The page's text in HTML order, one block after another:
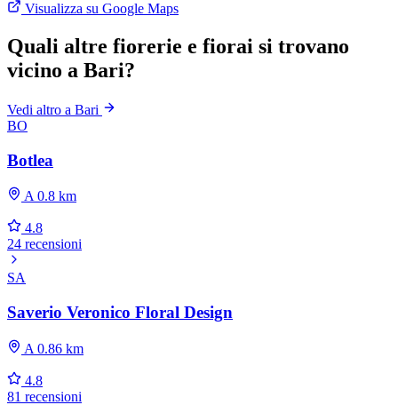
Visualizza su Google Maps
Quali altre fiorerie e fiorai si trovano
vicino a Bari?
Vedi altro a Bari
BO
Botlea
A 0.8 km
4.8
24 recensioni
SA
Saverio Veronico Floral Design
A 0.86 km
4.8
81 recensioni